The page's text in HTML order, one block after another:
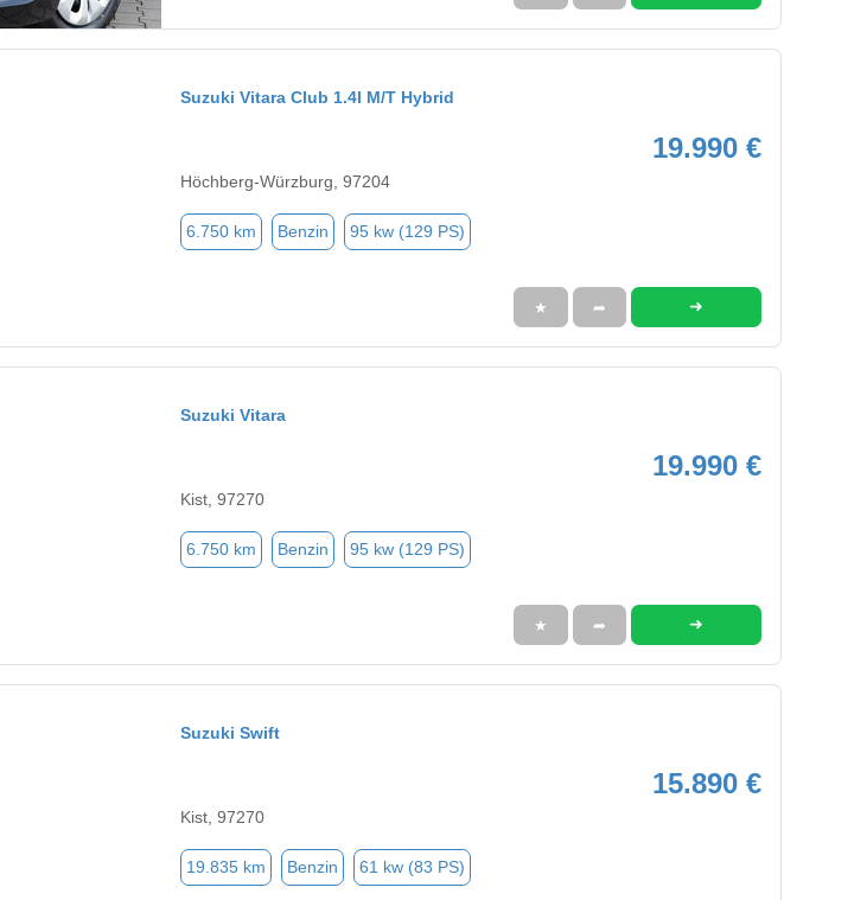
Suzuki Vitara Club 1.4l M/T Hybrid
19.990 €
Höchberg-Würzburg, 97204
6.750 km Benzin 95 kw (129 PS)
★ ➦ ➜
Suzuki Vitara
19.990 €
Kist, 97270
6.750 km Benzin 95 kw (129 PS)
★ ➦ ➜
Suzuki Swift
15.890 €
Kist, 97270
19.835 km Benzin 61 kw (83 PS)